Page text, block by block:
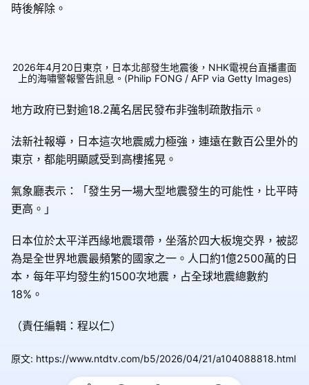
時後解除。
2026年4月20日東京，日本北部發生地震後，NHK電視台直播畫面
上的海嘯警報警告訊息。(Philip FONG / AFP via Getty Images)
地方政府已對逾18.2萬名居民發布非強制疏散指示。
法新社報導，日本這次地震威力極強，連遠在數百公里外的
東京，都能明顯感受到高樓搖晃。
氣象廳表示：「發生另一場大型地震發生的可能性，比平時
更高。」
日本位於太平洋西緣地震環帶，坐落於四大板塊交界，被認
為是全世界地震最頻繁的國家之一。人口約1億2500萬的日
本，每年平均發生約1500次地震，占全球地震總數約
18%。
（責任編輯：程以仁）
原文: https://www.ntdtv.com/b5/2026/04/21/a104088818.html